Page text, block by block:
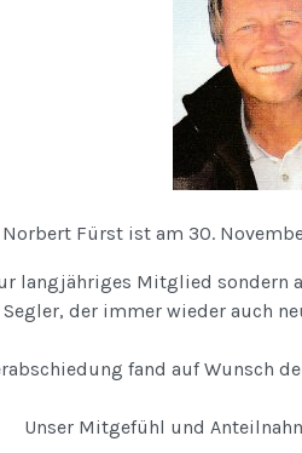
Norbert Fürst ist am 30.
langjähriges Mitglied sondern
der immer wieder auch
fand auf Wunsch
Unser Mitgefühl und